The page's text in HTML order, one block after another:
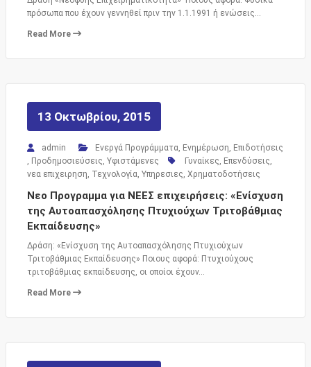
πρόσωπα που έχουν γεννηθεί πριν την 1.1.1991 ή ενώσεις…
Read More
13 Οκτωβρίου, 2015
admin Ενεργά Προγράμματα Ενημέρωση Επιδοτήσεις
Προδημοσιεύσεις Υφιστάμενες Γυναίκες Επενδύσεις
νεα επιχειρηση Τεχνολογία Υπηρεσιες Χρηματοδοτήσεις
Νεο Προγραμμα για ΝΕΕΣ επιχειρήσεις: «Ενίσχυση
της Αυτοαπασχόλησης Πτυχιούχων Τριτοβάθμιας
Εκπαίδευσης»
Δράση: «Ενίσχυση της Αυτοαπασχόλησης Πτυχιούχων
Τριτοβάθμιας Εκπαίδευσης» Ποιους αφορά: Πτυχιούχους
τριτοβάθμιας εκπαίδευσης, οι οποίοι έχουν…
Read More